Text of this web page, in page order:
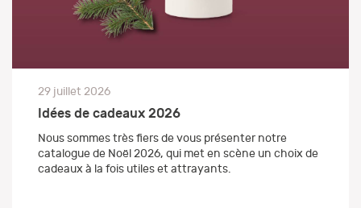
29 juillet 2026
Idées de cadeaux 2026
Nous sommes très fiers de vous présenter notre
catalogue de Noël 2026, qui met en scène un choix de
cadeaux à la fois utiles et attrayants.